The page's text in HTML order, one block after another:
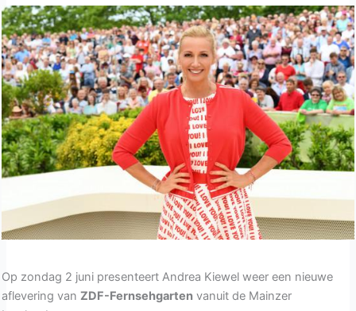
Op zondag 2 juni presenteert Andrea Kiewel weer een nieuwe
aflevering vanZDF-Fernsehgarten vanuit de Mainzer